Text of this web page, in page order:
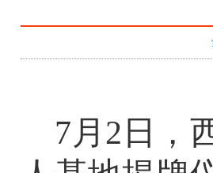
7 月 2 日，